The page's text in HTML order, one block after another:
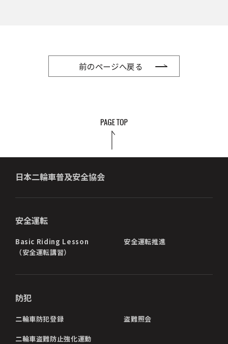
前のページへ戻る
日本二輪車普及安全協会
安全運転
Basic Riding Lesson
（安全運転講習）
安全運転推進
防犯
二輪車防犯登録 盗難照会
二輪車盗難防止強化運動